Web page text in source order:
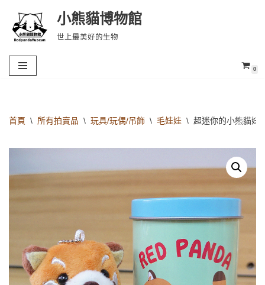
Skip
content
小熊貓博物館
世上最美好的生物
0
首頁 \ 所有拍賣品 \ 玩具/玩偶/吊飾 \ 毛娃娃 \ 超迷你的小熊貓娃